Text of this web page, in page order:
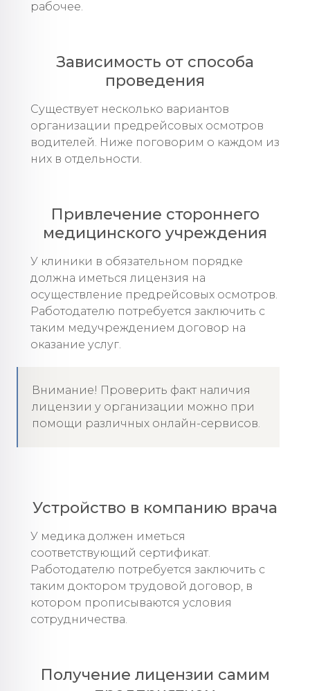
рабочее.
Зависимость от способа
проведения
Существует несколько вариантов
организации предрейсовых осмотров
водителей. Ниже поговорим о каждом из
них в отдельности.
Привлечение стороннего
медицинского учреждения
У клиники в обязательном порядке
должна иметься лицензия на
осуществление предрейсовых осмотров.
Работодателю потребуется заключить с
таким медучреждением договор на
оказание услуг.
Внимание! Проверить факт наличия
лицензии у организации можно при
помощи различных онлайн-сервисов.
Устройство в компанию врача
У медика должен иметься
соответствующий сертификат.
Работодателю потребуется заключить с
таким доктором трудовой договор, в
котором прописываются условия
сотрудничества.
Получение лицензии самим